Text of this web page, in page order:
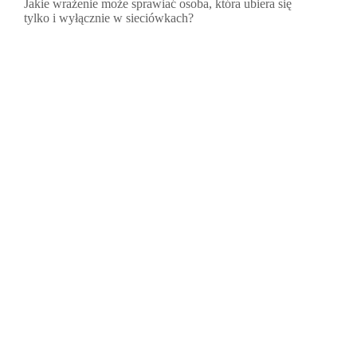
Jakie wrażenie może sprawiać osoba, która ubiera się
tylko i wyłącznie w sieciówkach?